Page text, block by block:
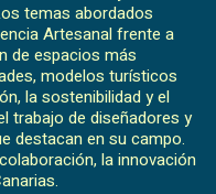
temas abordados
Artesanal frente a
de espacios más
modelos turísticos
la sostenibilidad y el
trabajo de diseñadores y
destacan en su campo.
la innovación